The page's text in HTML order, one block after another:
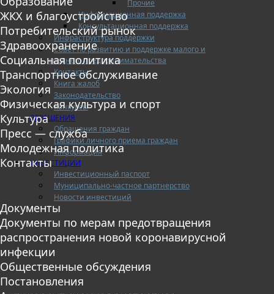
Прочие
Информационная поддержка
Консультационная поддержка
Инфраструктура поддержки
Совет по развитию и поддержке малого и
среднего предпринимательства
Контакты
Книга жалоб
Законодательство
Конкурсы
ОБРАЩЕНИЯ
Обращения граждан
Графики личного приема граждан
Информация
ИНВЕСТИЦИИ
Инвестиционный паспорт
Муниципально-частное партнерство
Новости инвестиций
ЖКХ и благоустройство
Потребительский рынок
Здравоохранение
Социальная политика
Транспортное обслуживание
Экология
Физическая культура и спорт
Культура
Пресс — служба
Молодежная политика
Контакты
Документы
Документы по мерам предотвращения
распространения новой коронавирусной
инфекции
Общественные обсуждения
Постановления